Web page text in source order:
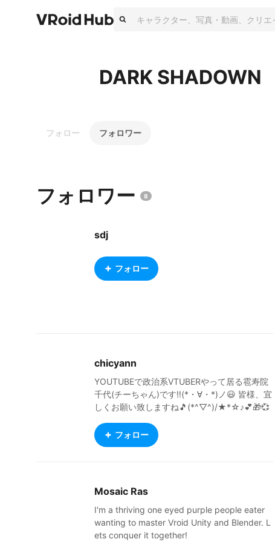
DARK SHADOWN
フォロー フォロワー
フォロワー 8
sdj
フォロー
chicyann
YOUTUBEで政治系VTUBERやって居る雹寿院
千代(チーちゃん)です‼️(*・∀・*)ノ😃 皆様、宜
しくお願い致しますね🎵(*^▽^)/★*☆♪💕🎁💞
す‼️♪v(*'-^*)^☆😉👍
フォロー
Mosaic Ras
I'm a thriving one eyed purple people eater
wanting to master Vroid Unity and Blender. L
ets conquer it together!